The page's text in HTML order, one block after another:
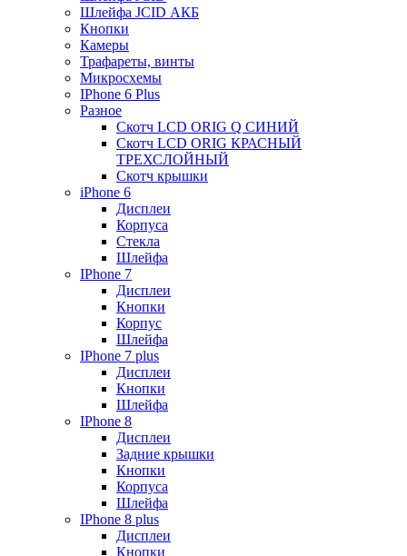
Шлейфа JCID АКБ
Кнопки
Камеры
Трафареты, винты
Микросхемы
IPhone 6 Plus
Разное
Скотч LCD ORIG Q СИНИЙ
Скотч LCD ORIG КРАСНЫЙ
ТРЕХСЛОЙНЫЙ
Скотч крышки
iPhone 6
Дисплеи
Корпуса
Стекла
Шлейфа
IPhone 7
Дисплеи
Кнопки
Корпус
Шлейфа
IPhone 7 plus
Дисплеи
Кнопки
Шлейфа
IPhone 8
Дисплеи
Задние крышки
Кнопки
Корпуса
Шлейфа
IPhone 8 plus
Дисплеи
Кнопки